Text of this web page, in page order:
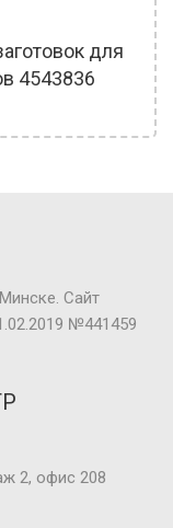
для
4543836
Сайт
№441459
2, офис 208